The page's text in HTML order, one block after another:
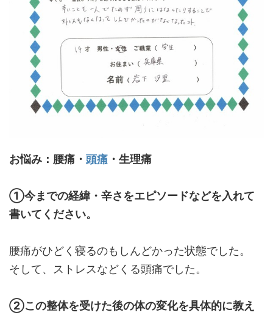
お悩み：腰痛・ 頭痛 ・生理痛
①今までの経緯・辛さをエピソードなどを入れて
書いてください。
腰痛がひどく寝るのもしんどかった状態でした。
そして、ストレスなどくる頭痛でした。
②この整体を受けた後の体の変化を具体的に教え